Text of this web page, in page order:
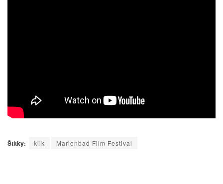
Štítky: klik Marienbad Film Festival